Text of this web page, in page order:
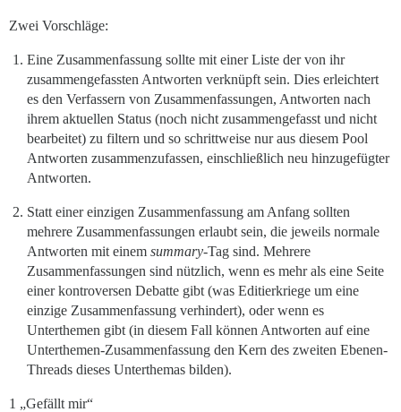
Zwei Vorschläge:
Eine Zusammenfassung sollte mit einer Liste der von ihr
zusammengefassten Antworten verknüpft sein. Dies erleichtert
es den Verfassern von Zusammenfassungen, Antworten nach
ihrem aktuellen Status (noch nicht zusammengefasst und nicht
bearbeitet) zu filtern und so schrittweise nur aus diesem Pool
Antworten zusammenzufassen, einschließlich neu hinzugefügter
Antworten.
Statt einer einzigen Zusammenfassung am Anfang sollten
mehrere Zusammenfassungen erlaubt sein, die jeweils normale
Antworten mit einem summary-Tag sind. Mehrere
Zusammenfassungen sind nützlich, wenn es mehr als eine Seite
einer kontroversen Debatte gibt (was Editierkriege um eine
einzige Zusammenfassung verhindert), oder wenn es
Unterthemen gibt (in diesem Fall können Antworten auf eine
Unterthemen-Zusammenfassung den Kern des zweiten Ebenen-
Threads dieses Unterthemas bilden).
1 „Gefällt mir“